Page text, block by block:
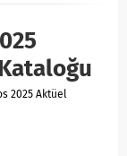
2025 Aktüel